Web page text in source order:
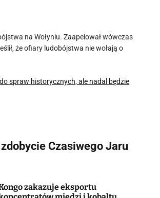
na Wołyniu. Zaapelował wówczas
że ofiary ludobójstwa nie wołają o
spraw historycznych, ale nadal będzie
Czasiwego Jaru
zakazuje eksportu